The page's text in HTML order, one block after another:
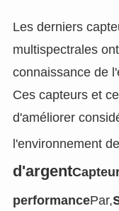
Les derniers
multispectrales
connaissance de
Ces capteurs et
d'améliorer
l'environnement
d'argent
performancePar,